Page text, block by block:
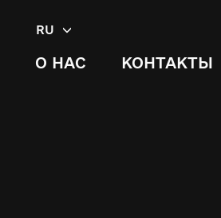
RU
О НАС КОНТАКТЫ